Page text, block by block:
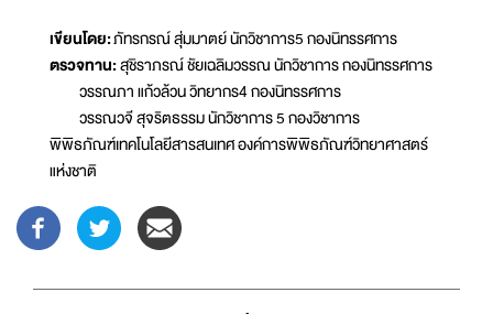
เขียนโดย:ภัทรกรณ์ สุ่มมาตย์ นักวิชาการ5 กองนิทรรศการ
ตรวจทาน:สุชิราภรณ์ ชัยเฉลิมวรรณ นักวิชาการ กองนิทรรศการ
วรรณภา แก้วล้วน วิทยากร4 กองนิทรรศการ
วรรณวจี สุจริตธรรม นักวิชาการ 5 กองวิชาการ
พิพิธภัณฑ์เทคโนโลยีสารสนเทศ องค์การพิพิธภัณฑ์วิทยาศาสตร์
แห่งชาติ